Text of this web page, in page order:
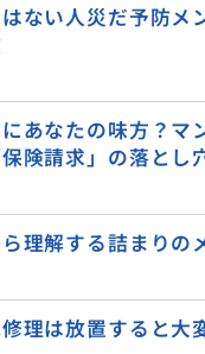
ない人災だ予防メ
あなたの味方？マ
険請求」の落とし
理解する詰まりの
理は放置すると大